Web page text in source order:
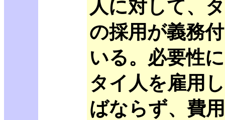
人に対して、
の採用が義務
いる。必要性
タイ人を雇用
ばならず、費